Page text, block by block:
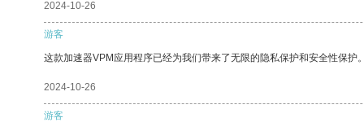
2024-10-26
游客
这款加速器VPM应用程序已经为我们带来了无限的隐私保护和安全性保护
2024-10-26
游客